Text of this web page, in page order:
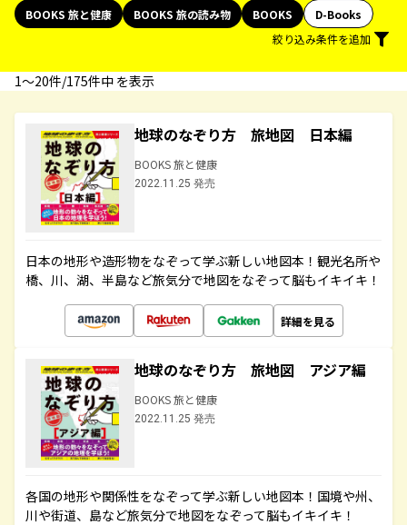
BOOKS 旅と健康
BOOKS 旅の読み物 BOOKS
D-Books
絞り込み条件を追加
1〜20件/175件中 を表示
地球のなぞり方 旅地図 日本編
BOOKS 旅と健康
2022.11.25 発売
日本の地形や造形物をなぞって学ぶ新しい地図本！観光名所や
橋、川、湖、半島など旅気分で地図をなぞって脳もイキイキ！
詳細を見る
地球のなぞり方 旅地図 アジア編
BOOKS 旅と健康
2022.11.25 発売
各国の地形や関係性をなぞって学ぶ新しい地図本！国境や州、
川や街道、島など旅気分で地図をなぞって脳もイキイキ！